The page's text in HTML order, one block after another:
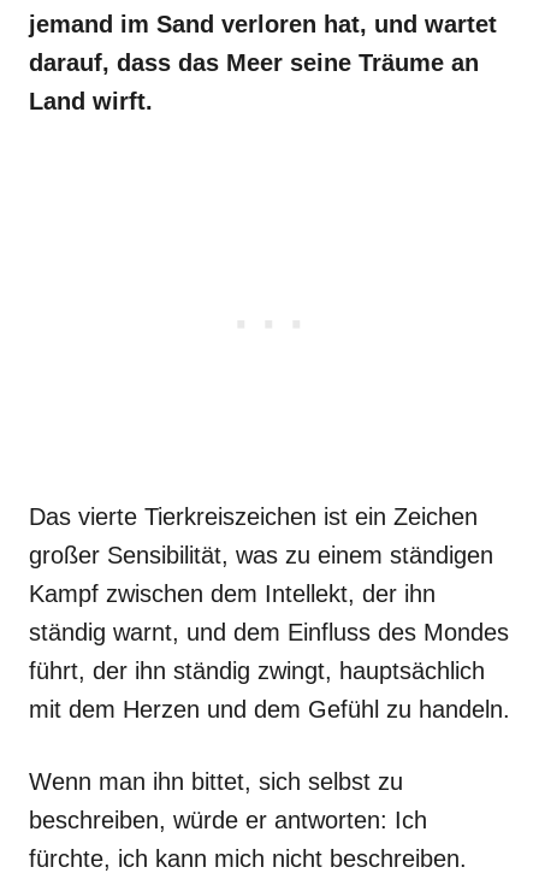
jemand im Sand verloren hat, und wartet
darauf, dass das Meer seine Träume an
Land wirft.
Das vierte Tierkreiszeichen ist ein Zeichen
großer Sensibilität, was zu einem ständigen
Kampf zwischen dem Intellekt, der ihn
ständig warnt, und dem Einfluss des Mondes
führt, der ihn ständig zwingt, hauptsächlich
mit dem Herzen und dem Gefühl zu handeln.
Wenn man ihn bittet, sich selbst zu
beschreiben, würde er antworten: Ich
fürchte, ich kann mich nicht beschreiben.